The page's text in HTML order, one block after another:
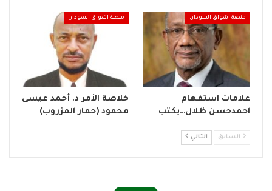
منصة اشواق السودان
علامات استفهام
احمدحسن ظلال…يكتب
منصة اشواق السودان
خلاصة الأمر د. أحمد عيسى
محمود (حمار المزروب)
السابق التالي